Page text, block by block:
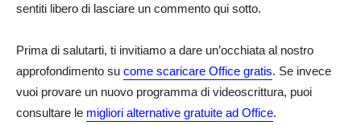
sentiti libero di lasciare un commento qui sotto.
Prima di salutarti, ti invitiamo a dare un’occhiata al nostro
approfondimento su come scaricare Office gratis. Se invece
vuoi provare un nuovo programma di videoscrittura, puoi
consultare le migliori alternative gratuite ad Office.